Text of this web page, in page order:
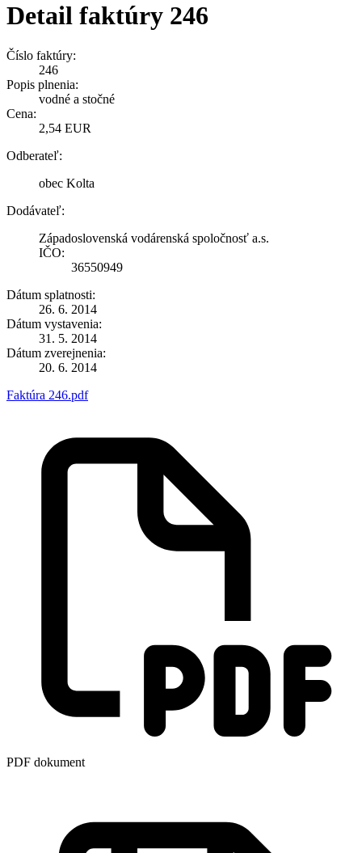
Detail faktúry 246
Číslo faktúry:
246
Popis plnenia:
vodné a stočné
Cena:
2,54 EUR
Odberateľ:
obec Kolta
Dodávateľ:
Západoslovenská vodárenská spoločnosť a.s.
IČO:
36550949
Dátum splatnosti:
26. 6. 2014
Dátum vystavenia:
31. 5. 2014
Dátum zverejnenia:
20. 6. 2014
Faktúra 246.pdf
PDF dokument